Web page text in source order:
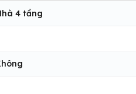
4 tầng